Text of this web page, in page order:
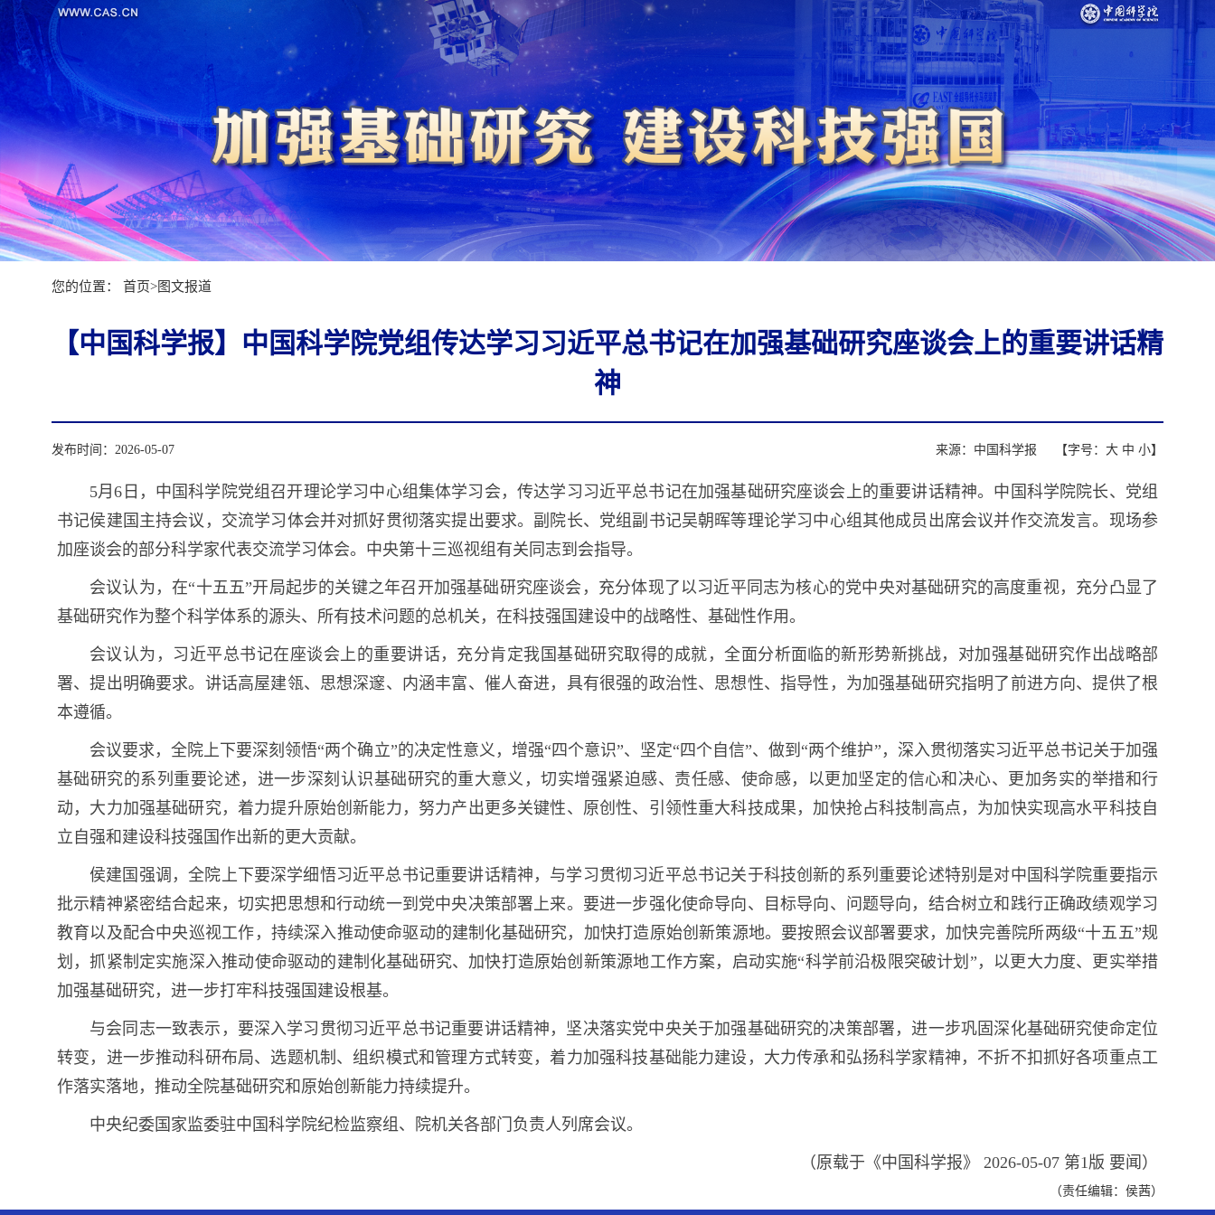
您的位置： 首页>图文报道
【中国科学报】中国科学院党组传达学习习近平总书记在加强基础研究座谈会上的重要讲话精
神
发布时间：2026-05-07 来源：中国科学报 【字号： 大 中 小】
5月6日，中国科学院党组召开理论学习中心组集体学习会，传达学习习近平总书记在加强基础研究座谈会上的重要讲话精神。中国科学院院长、党组
书记侯建国主持会议，交流学习体会并对抓好贯彻落实提出要求。副院长、党组副书记吴朝晖等理论学习中心组其他成员出席会议并作交流发言。现场参
加座谈会的部分科学家代表交流学习体会。中央第十三巡视组有关同志到会指导。
会议认为，在“十五五”开局起步的关键之年召开加强基础研究座谈会，充分体现了以习近平同志为核心的党中央对基础研究的高度重视，充分凸显了
基础研究作为整个科学体系的源头、所有技术问题的总机关，在科技强国建设中的战略性、基础性作用。
会议认为，习近平总书记在座谈会上的重要讲话，充分肯定我国基础研究取得的成就，全面分析面临的新形势新挑战，对加强基础研究作出战略部
署、提出明确要求。讲话高屋建瓴、思想深邃、内涵丰富、催人奋进，具有很强的政治性、思想性、指导性，为加强基础研究指明了前进方向、提供了根
本遵循。
会议要求，全院上下要深刻领悟“两个确立”的决定性意义，增强“四个意识”、坚定“四个自信”、做到“两个维护”，深入贯彻落实习近平总书记关于加强
基础研究的系列重要论述，进一步深刻认识基础研究的重大意义，切实增强紧迫感、责任感、使命感，以更加坚定的信心和决心、更加务实的举措和行
动，大力加强基础研究，着力提升原始创新能力，努力产出更多关键性、原创性、引领性重大科技成果，加快抢占科技制高点，为加快实现高水平科技自
立自强和建设科技强国作出新的更大贡献。
侯建国强调，全院上下要深学细悟习近平总书记重要讲话精神，与学习贯彻习近平总书记关于科技创新的系列重要论述特别是对中国科学院重要指示
批示精神紧密结合起来，切实把思想和行动统一到党中央决策部署上来。要进一步强化使命导向、目标导向、问题导向，结合树立和践行正确政绩观学习
教育以及配合中央巡视工作，持续深入推动使命驱动的建制化基础研究，加快打造原始创新策源地。要按照会议部署要求，加快完善院所两级“十五五”规
划，抓紧制定实施深入推动使命驱动的建制化基础研究、加快打造原始创新策源地工作方案，启动实施“科学前沿极限突破计划”，以更大力度、更实举措
加强基础研究，进一步打牢科技强国建设根基。
与会同志一致表示，要深入学习贯彻习近平总书记重要讲话精神，坚决落实党中央关于加强基础研究的决策部署，进一步巩固深化基础研究使命定位
转变，进一步推动科研布局、选题机制、组织模式和管理方式转变，着力加强科技基础能力建设，大力传承和弘扬科学家精神，不折不扣抓好各项重点工
作落实落地，推动全院基础研究和原始创新能力持续提升。
中央纪委国家监委驻中国科学院纪检监察组、院机关各部门负责人列席会议。
（原载于《中国科学报》 2026-05-07 第1版 要闻）
（责任编辑：侯茜）